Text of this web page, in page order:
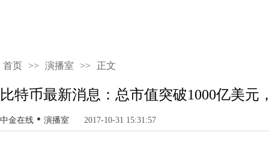
首页 >> 演播室 >> 正文
比特币最新消息：总市值突破1000亿美元
中金在线 • 演播室 2017-10-31 15:31:57